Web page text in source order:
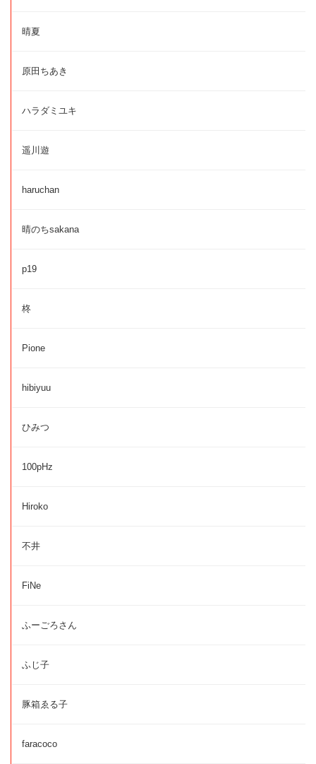
晴夏
原田ちあき
ハラダミユキ
遥川遊
haruchan
晴のちsakana
p19
柊
Pione
hibiyuu
ひみつ
100pHz
Hiroko
不井
FiNe
ふーごろさん
ふじ子
豚箱ゑる子
faracoco